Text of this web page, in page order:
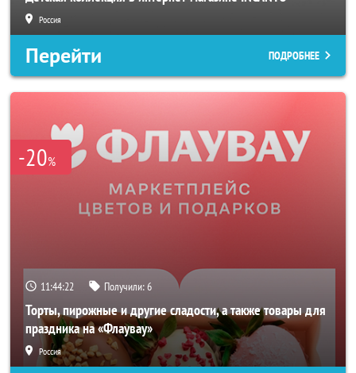
Россия
Перейти ПОДРОБНЕЕ
-20%
11:44:20 Получили:6
Торты, пирожные и другие сладости, а также товары для
праздника на «Флаувау»
Россия